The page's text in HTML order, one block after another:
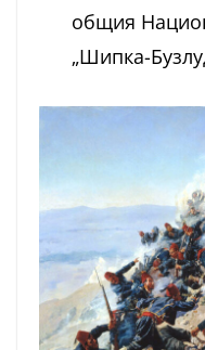
общия
„Шипка-